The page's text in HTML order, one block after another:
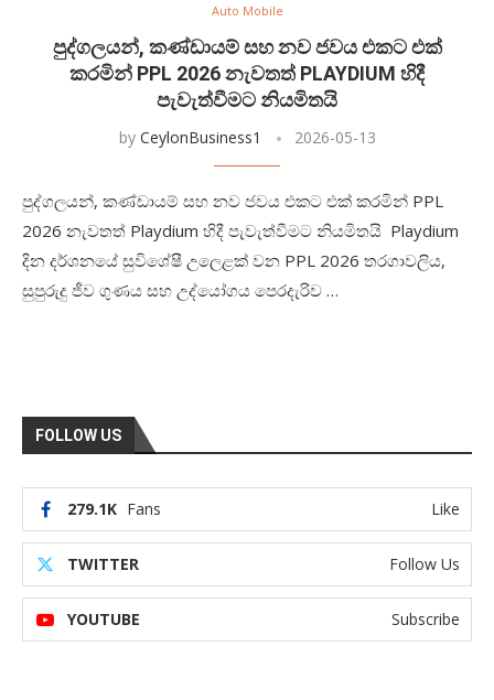
Auto Mobile
පුද්ගලයන්, කණ්ඩායම් සහ නව ජවය එකට එක්
කරමින් PPL 2026 නැවතත් PLAYDIUM හිදී
පැවැත්වීමට නියමිතයි
by CeylonBusiness1 2026-05-13
පුද්ගලයන්, කණ්ඩායම් සහ නව ජවය එකට එක් කරමින් PPL
2026 නැවතත් Playdium හිදී පැවැත්වීමට නියමිතයි Playdium
දින දර්ශනයේ සුවිශේෂී උලෙළක් වන PPL 2026 තරගාවලිය,
සුපුරුදු ජීව ගුණය සහ උද්යෝගය පෙරදැරිව …
FOLLOW US
279.1K Fans Like
TWITTER Follow Us
YOUTUBE Subscribe